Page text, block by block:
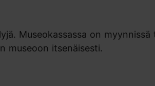
Museokassassa on
museoon itsenäisesti.